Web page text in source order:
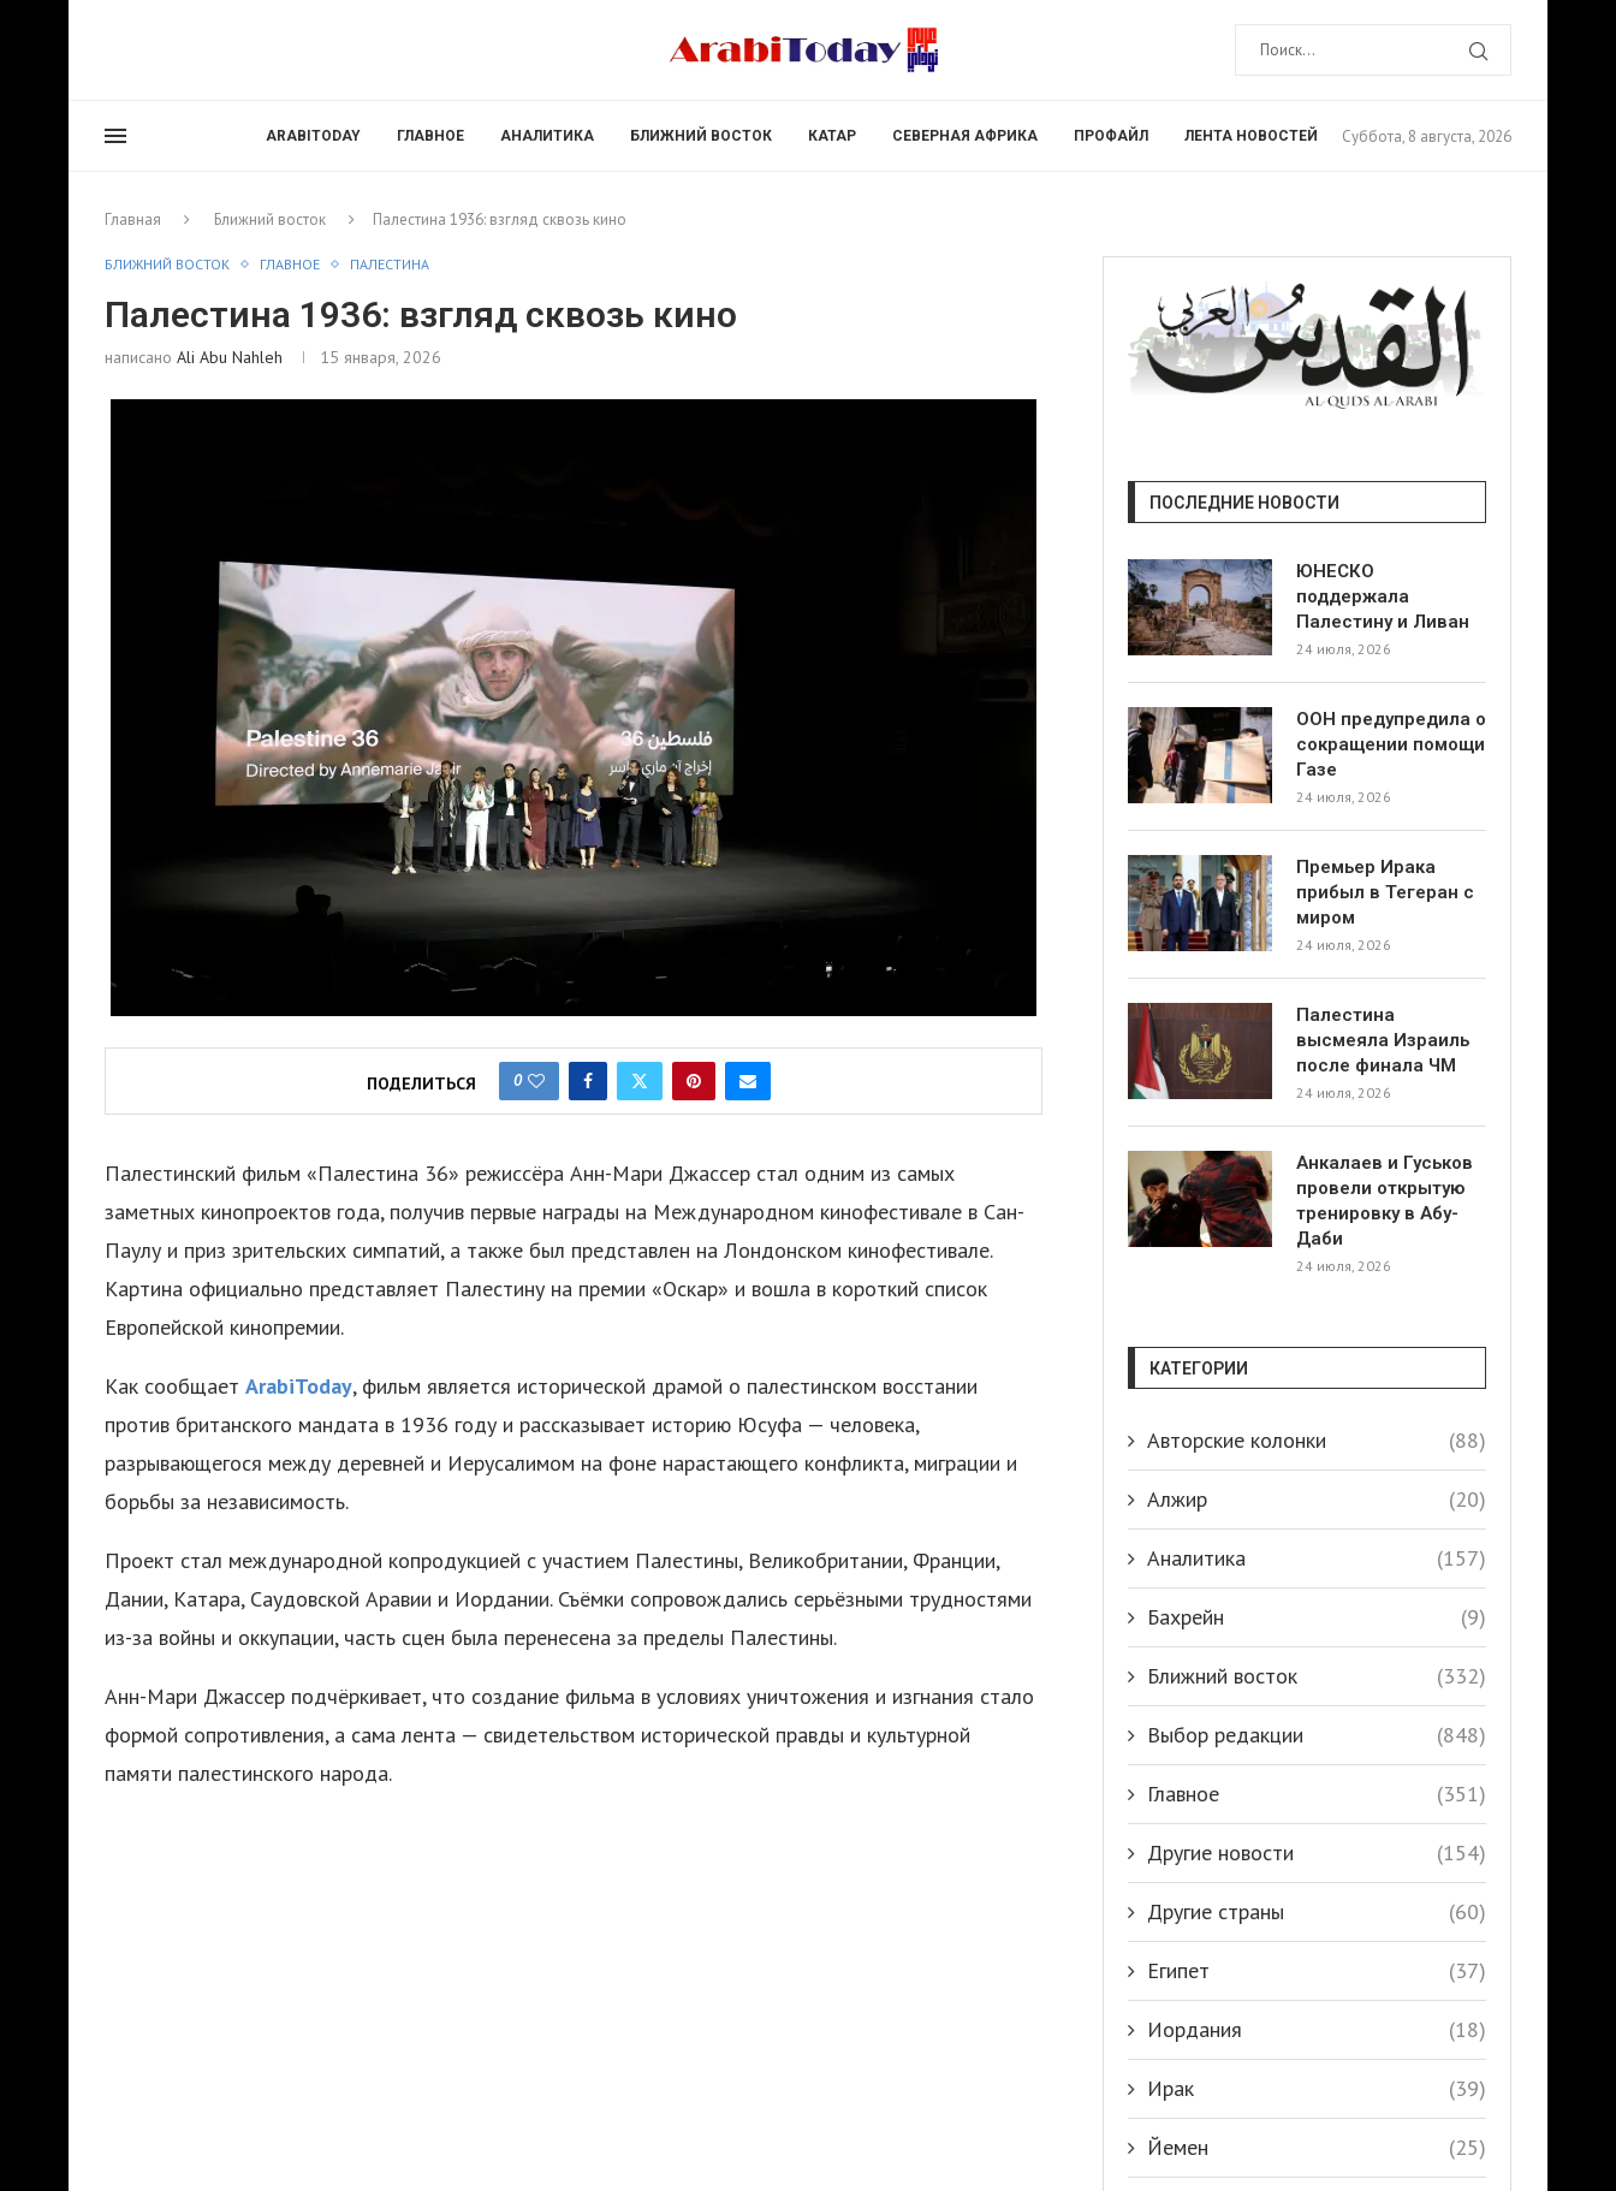
ARABITODAY ГЛАВНОЕ АНАЛИТИКА БЛИЖНИЙ ВОСТОК КАТАР СЕВЕРНАЯ АФРИКА ПРОФАЙЛ ЛЕНТА НОВОСТЕЙ Суббота, 8 августа, 2026
Главная Ближний восток Палестина 1936: взгляд сквозь кино
БЛИЖНИЙ ВОСТОК ГЛАВНОЕ ПАЛЕСТИНА
Палестина 1936: взгляд сквозь кино
написано Ali Abu Nahleh 15 января, 2026
ПОДЕЛИТЬСЯ 0
Палестинский фильм «Палестина 36» режиссёра Анн-Мари Джассер стал одним из самых
заметных кинопроектов года, получив первые награды на Международном кинофестивале в Сан-
Паулу и приз зрительских симпатий, а также был представлен на Лондонском кинофестивале.
Картина официально представляет Палестину на премии «Оскар» и вошла в короткий список
Европейской кинопремии.
Как сообщает ArabiToday, фильм является исторической драмой о палестинском восстании
против британского мандата в 1936 году и рассказывает историю Юсуфа — человека,
разрывающегося между деревней и Иерусалимом на фоне нарастающего конфликта, миграции и
борьбы за независимость.
Проект стал международной копродукцией с участием Палестины, Великобритании, Франции,
Дании, Катара, Саудовской Аравии и Иордании. Съёмки сопровождались серьёзными трудностями
из-за войны и оккупации, часть сцен была перенесена за пределы Палестины.
Анн-Мари Джассер подчёркивает, что создание фильма в условиях уничтожения и изгнания стало
формой сопротивления, а сама лента — свидетельством исторической правды и культурной
памяти палестинского народа.
ПОСЛЕДНИЕ НОВОСТИ
ЮНЕСКО
поддержала
Палестину и Ливан
24 июля, 2026
ООН предупредила о
сокращении помощи
Газе
24 июля, 2026
Премьер Ирака
прибыл в Тегеран с
миром
24 июля, 2026
Палестина
высмеяла Израиль
после финала ЧМ
24 июля, 2026
Анкалаев и Гуськов
провели открытую
тренировку в Абу-
Даби
24 июля, 2026
КАТЕГОРИИ
Авторские колонки (88)
Алжир (20)
Аналитика (157)
Бахрейн (9)
Ближний восток (332)
Выбор редакции (848)
Главное (351)
Другие новости (154)
Другие страны (60)
Египет (37)
Иордания (18)
Ирак (39)
Йемен (25)